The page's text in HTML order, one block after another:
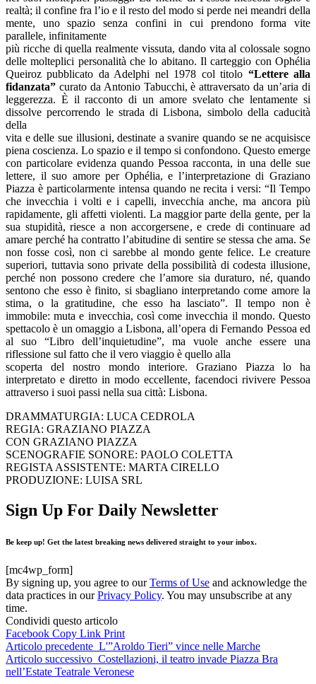
realtà; il confine fra l’io e il resto del modo si perde nei meandri della
mente, uno spazio senza confini in cui prendono forma vite
parallele, infinitamente
più ricche di quella realmente vissuta, dando vita al colossale sogno
delle molteplici personalità che lo abitano. Il carteggio con Ophélia
Queiroz pubblicato da Adelphi nel 1978 col titolo “Lettere alla
fidanzata” curato da Antonio Tabucchi, è attraversato da un’aria di
leggerezza. È il racconto di un amore svelato che lentamente si
dissolve percorrendo le strada di Lisbona, simbolo della caducità
della
vita e delle sue illusioni, destinate a svanire quando se ne acquisisce
piena coscienza. Lo spazio e il tempo si confondono. Questo emerge
con particolare evidenza quando Pessoa racconta, in una delle sue
lettere, il suo amore per Ophélia, e l’interpretazione di Graziano
Piazza è particolarmente intensa quando ne recita i versi: “Il Tempo
che invecchia i volti e i capelli, invecchia anche, ma ancora più
rapidamente, gli affetti violenti. La maggior parte della gente, per la
sua stupidità, riesce a non accorgersene, e crede di continuare ad
amare perché ha contratto l’abitudine di sentire se stessa che ama. Se
non fosse così, non ci sarebbe al mondo gente felice. Le creature
superiori, tuttavia sono private della possibilità di codesta illusione,
perché non possono credere che l’amore sia duraturo, né, quando
sentono che esso è finito, si sbagliano interpretando come amore la
stima, o la gratitudine, che esso ha lasciato”. Il tempo non è
immobile: muta e invecchia, così come invecchia il mondo. Questo
spettacolo è un omaggio a Lisbona, all’opera di Fernando Pessoa ed
al suo “Libro dell’inquietudine”, ma vuole anche essere una
riflessione sul fatto che il vero viaggio è quello alla
scoperta del nostro mondo interiore. Graziano Piazza lo ha
interpretato e diretto in modo eccellente, facendoci rivivere Pessoa
attraverso i suoi passi nella sua città: Lisbona.
DRAMMATURGIA: LUCA CEDROLA
REGIA: GRAZIANO PIAZZA
CON GRAZIANO PIAZZA
SCENOGRAFIE SONORE: PAOLO COLETTA
REGISTA ASSISTENTE: MARTA CIRELLO
PRODUZIONE: LUISA SRL
Sign Up For Daily Newsletter
Be keep up! Get the latest breaking news delivered straight to your inbox.
[mc4wp_form]
By signing up, you agree to ourTerms of Use and acknowledge the
data practices in ourPrivacy Policy. You may unsubscribe at any
time.
Condividi questo articolo
Facebook Copy Link Print
Articolo precedente L'”Aroldo Tieri” vince nelle Marche
Articolo successivo Costellazioni, il teatro invade Piazza Bra
nell’Estate Teatrale Veronese